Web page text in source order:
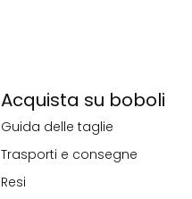
Acquista su boboli
Guida delle taglie
Trasporti e consegne
Resi